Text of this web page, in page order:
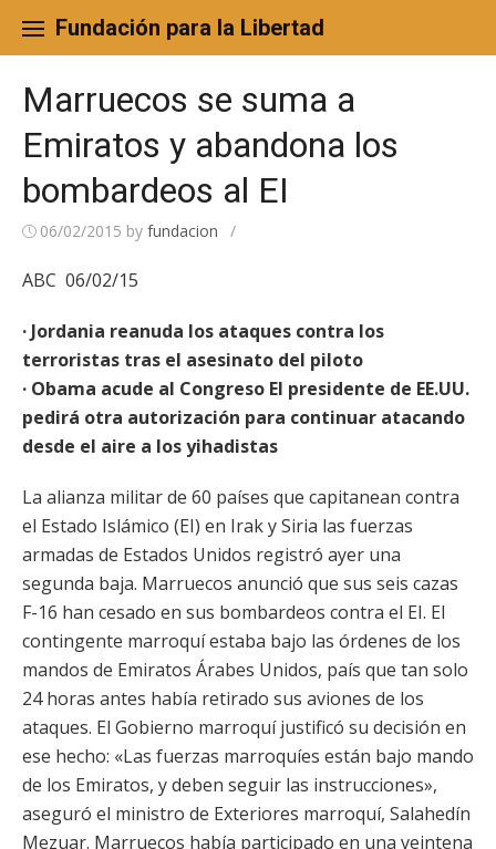
content
Fundación para la Libertad
Marruecos se suma a
Emiratos y abandona los
bombardeos al EI
06/02/2015 by fundacion /
ABC 06/02/15
· Jordania reanuda los ataques contra los
terroristas tras el asesinato del piloto
· Obama acude al Congreso El presidente de EE.UU.
pedirá otra autorización para continuar atacando
desde el aire a los yihadistas
La alianza militar de 60 países que capitanean contra
el Estado Islámico (EI) en Irak y Siria las fuerzas
armadas de Estados Unidos registró ayer una
segunda baja. Marruecos anunció que sus seis cazas
F-16 han cesado en sus bombardeos contra el EI. El
contingente marroquí estaba bajo las órdenes de los
mandos de Emiratos Árabes Unidos, país que tan solo
24 horas antes había retirado sus aviones de los
ataques. El Gobierno marroquí justificó su decisión en
ese hecho: «Las fuerzas marroquíes están bajo mando
de los Emiratos, y deben seguir las instrucciones»,
aseguró el ministro de Exteriores marroquí, Salahedín
Mezuar. Marruecos había participado en una veintena